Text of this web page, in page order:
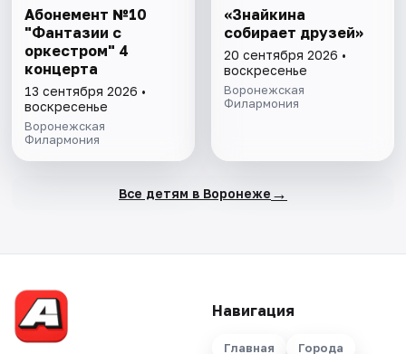
Абонемент №10
"Фантазии с
оркестром" 4
концерта
13 сентября 2026 •
воскресенье
Воронежская
Филармония
«Знайкина
собирает друзей»
20 сентября 2026 •
воскресенье
Воронежская
Филармония
Все детям в Воронеже →
Навигация
Главная Города